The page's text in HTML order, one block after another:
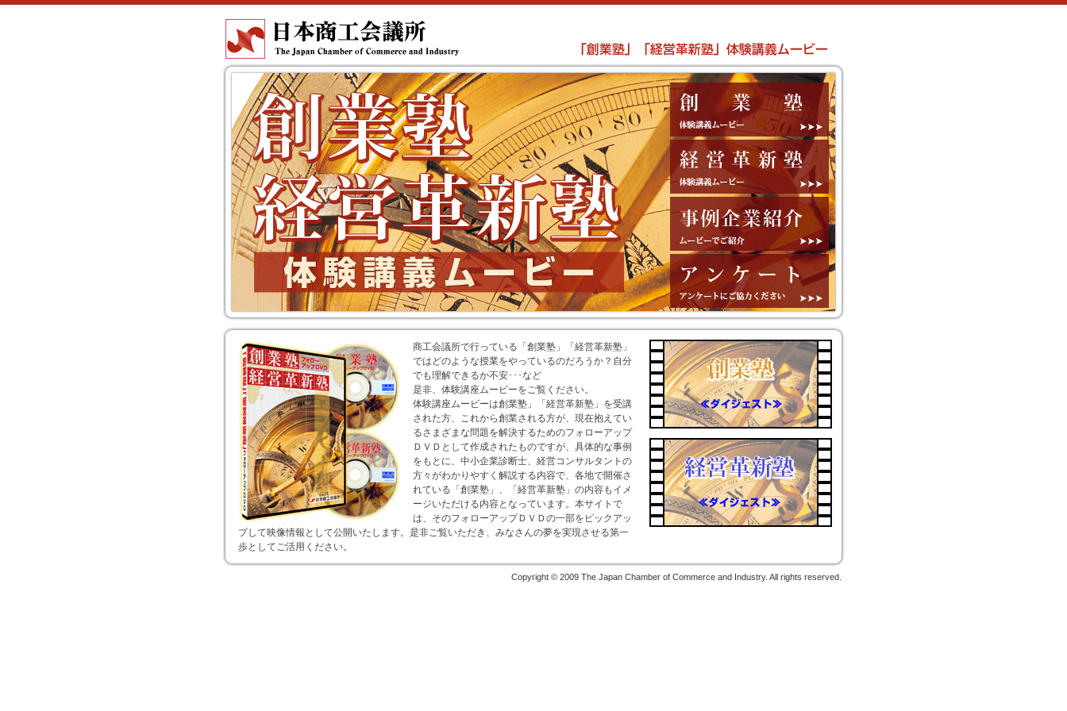
商工会議所で行っている「創業塾」「経営革新塾」
ではどのような授業をやっているのだろうか？自分
でも理解できるか不安･･･など
是非、体験講座ムービーをご覧ください。
体験講座ムービーは創業塾」「経営革新塾」を受講
された方、これから創業される方が、現在抱えてい
るさまざまな問題を解決するためのフォローアップ
ＤＶＤとして作成されたものですが、具体的な事例
をもとに、中小企業診断士、経営コンサルタントの
方々がわかりやすく解説する内容で、各地で開催さ
れている「創業塾」、「経営革新塾」の内容もイメ
ージいただける内容となっています。本サイトで
は、そのフォローアップＤＶＤの一部をピックアッ
プして映像情報として公開いたします。是非ご覧いただき、みなさんの夢を実現させる第一
歩としてご活用ください。
Copyright © 2009 The Japan Chamber of Commerce and Industry. All rights reserved.